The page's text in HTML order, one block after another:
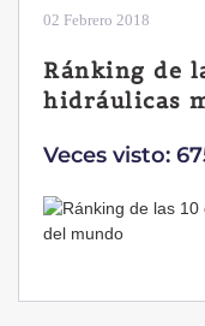
28 Enero 2019
Las ventajas
Yanmar B7
Veces visto: